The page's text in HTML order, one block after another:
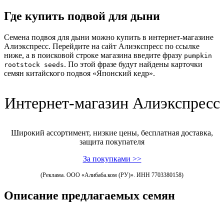
Где купить подвой для дыни
Семена подвоя для дыни можно купить в интернет-магазине
Алиэкспресс. Перейдите на сайт Алиэкспресс по ссылке
ниже, а в поисковой строке магазина введите фразу pumpkin
rootstock seeds. По этой фразе будут найдены карточки
семян китайского подвоя «Японский кедр».
Интернет-магазин Алиэкспресс
Широкий ассортимент, низкие цены, бесплатная доставка,
защита покупателя
За покупками >>
(Реклама. ООО «Алибаба.ком (РУ)». ИНН 7703380158)
Описание предлагаемых семян